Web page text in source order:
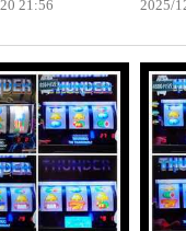
21:56 2025/